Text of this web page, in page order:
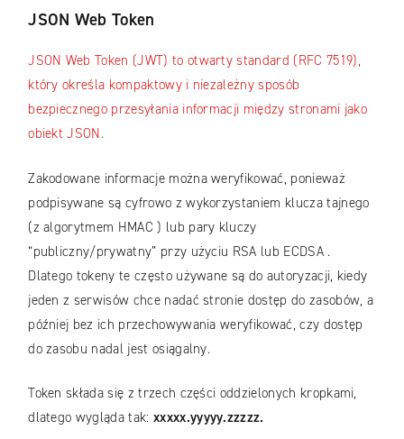
JSON Web Token
JSON Web Token (JWT) to otwarty standard (RFC 7519),
który określa kompaktowy i niezależny sposób
bezpiecznego przesyłania informacji między stronami jako
obiekt JSON.
Zakodowane informacje można weryfikować, ponieważ
podpisywane są cyfrowo z wykorzystaniem klucza tajnego
(z algorytmem HMAC ) lub pary kluczy
“publiczny/prywatny” przy użyciu RSA lub ECDSA .
Dlatego tokeny te często używane są do autoryzacji, kiedy
jeden z serwisów chce nadać stronie dostęp do zasobów, a
później bez ich przechowywania weryfikować, czy dostęp
do zasobu nadal jest osiągalny.
Token składa się z trzech części oddzielonych kropkami,
dlatego wygląda tak: xxxxx.yyyyy.zzzzz.